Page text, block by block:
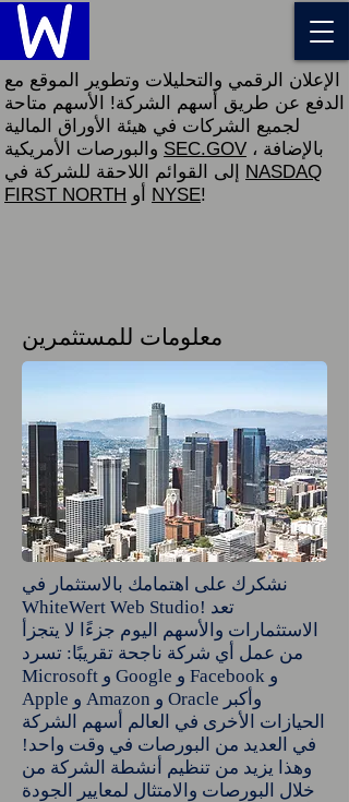
الإعلان الرقمي والتحليلات وتطوير الموقع مع
الدفع عن طريق أسهم الشركة! الأسهم متاحة
لجميع الشركات في هيئة الأوراق المالية
SEC.GOV ، بالإضافة
NASDAQ
FIRST NORTH
NYSE!
معلومات للمستثمرين
نشكرك على اهتمامك بالاستثمار في
WhiteWert Web Studio! تعد
الاستثمارات والأسهم اليوم جزءًا لا يتجزأ
من عمل أي شركة ناجحة تقريبًا: تسرد
Microsoft و Google و Facebook و
Apple و Amazon و Oracle وأكبر
الحيازات الأخرى في العالم أسهم الشركة
في العديد من البورصات في وقت واحد!
وهذا يزيد من تنظيم أنشطة الشركة من
خلال البورصات والامتثال لمعايير الجودة